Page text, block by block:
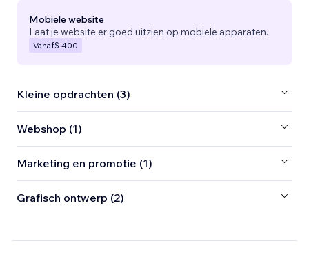
Mobiele website
Laat je website er goed uitzien op mobiele apparaten.
Vanaf$ 400
Kleine opdrachten (3)
Webshop (1)
Marketing en promotie (1)
Grafisch ontwerp (2)